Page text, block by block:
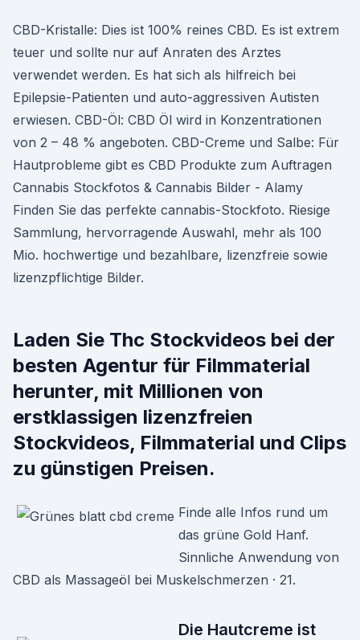
CBD-Kristalle: Dies ist 100% reines CBD. Es ist extrem
teuer und sollte nur auf Anraten des Arztes
verwendet werden. Es hat sich als hilfreich bei
Epilepsie-Patienten und auto-aggressiven Autisten
erwiesen. CBD-Öl: CBD Öl wird in Konzentrationen
von 2 – 48 % angeboten. CBD-Creme und Salbe: Für
Hautprobleme gibt es CBD Produkte zum Auftragen
Cannabis Stockfotos & Cannabis Bilder - Alamy
Finden Sie das perfekte cannabis-Stockfoto. Riesige
Sammlung, hervorragende Auswahl, mehr als 100
Mio. hochwertige und bezahlbare, lizenzfreie sowie
lizenzpflichtige Bilder.
Laden Sie Thc Stockvideos bei der
besten Agentur für Filmmaterial
herunter, mit Millionen von
erstklassigen lizenzfreien
Stockvideos, Filmmaterial und Clips
zu günstigen Preisen.
Finde alle Infos rund um
das grüne Gold Hanf.
Sinnliche Anwendung von
CBD als Massageöl bei Muskelschmerzen · 21.
Die Hautcreme ist